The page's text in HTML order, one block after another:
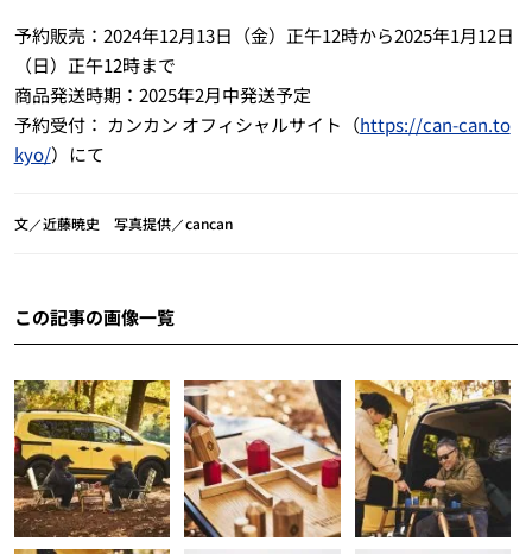
予約販売：2024年12月13日（金）正午12時から2025年1月12日
（日）正午12時まで
商品発送時期：2025年2月中発送予定
予約受付： カンカン オフィシャルサイト（https://can-can.to
kyo/）にて
文／近藤暁史 写真提供／cancan
この記事の画像一覧